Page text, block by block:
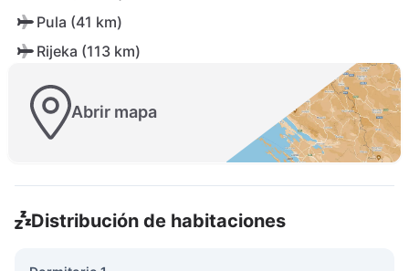
Pula (41 km)
Rijeka (113 km)
Abrir mapa
Distribución de habitaciones